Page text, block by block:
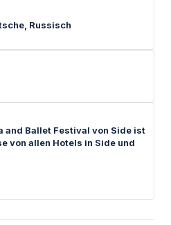
Russisch
and Ballet Festival von Side ist
von allen Hotels in Side und